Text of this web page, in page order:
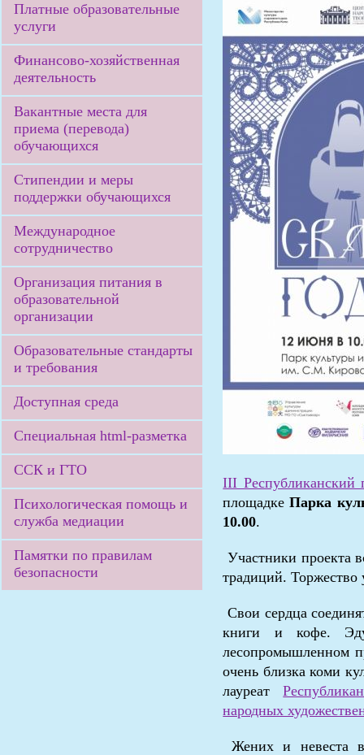
Платные образовательные
услуги
Финансово-хозяйственная
деятельность
Вакантные места для
приема (перевода)
обучающихся
Стипендии и меры
поддержки обучающихся
Международное
сотрудничество
Организация питания в
образовательной
организации
Образовательные стандарты
и требования
Доступная среда
Специальная html-разметка
ССК и ГТО
Психологическая помощь и
служба медиации
Памятки по правилам
безопасности
III Республиканский
площадкеПарка
10.00.
Участники проекта
традиций. Торжество
Свои сердца
книги и кофе.
лесопромышленном
очень близка коми
лауреат
народных
Жених и невеста